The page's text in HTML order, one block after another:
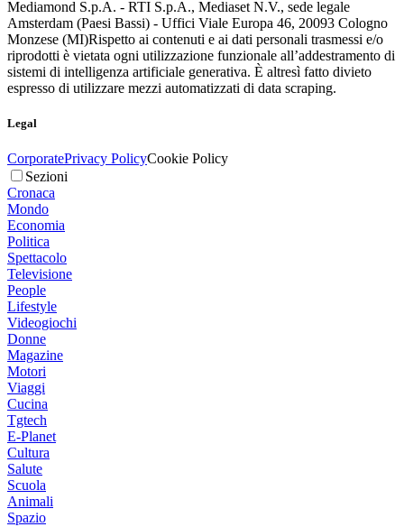
Mediamond S.p.A. - RTI S.p.A., Mediaset N.V., sede legale
Amsterdam (Paesi Bassi) - Uffici Viale Europa 46, 20093 Cologno
Monzese (MI)Rispetto ai contenuti e ai dati personali trasmessi e/o
riprodotti è vietata ogni utilizzazione funzionale all’addestramento di
sistemi di intelligenza artificiale generativa. È altresì fatto divieto
espresso di utilizzare mezzi automatizzati di data scraping.
Legal
CorporatePrivacy PolicyCookie Policy
Sezioni
Cronaca
Mondo
Economia
Politica
Spettacolo
Televisione
People
Lifestyle
Videogiochi
Donne
Magazine
Motori
Viaggi
Cucina
Tgtech
E-Planet
Cultura
Salute
Scuola
Animali
Spazio